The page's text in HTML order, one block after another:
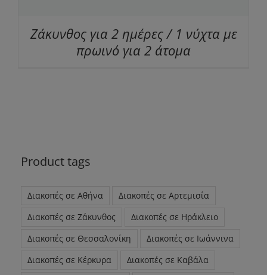
Ζάκυνθος για 2 ημέρες / 1 νύχτα με
πρωινό για 2 άτομα
Product tags
Διακοπές σε Αθήνα
Διακοπές σε Αρτεμισία
Διακοπές σε Ζάκυνθος
Διακοπές σε Ηράκλειο
Διακοπές σε Θεσσαλονίκη
Διακοπές σε Ιωάννινα
Διακοπές σε Κέρκυρα
Διακοπές σε Καβάλα